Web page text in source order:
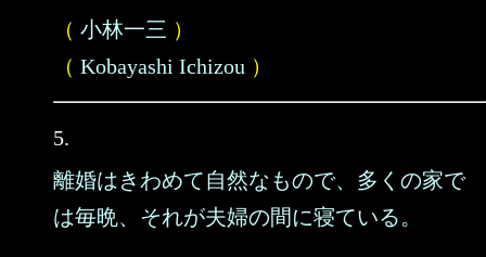
（ 小林一三 ）
（ Kobayashi Ichizou ）
5.
離婚はきわめて自然なもので、多くの家で
は毎晩、それが夫婦の間に寝ている。